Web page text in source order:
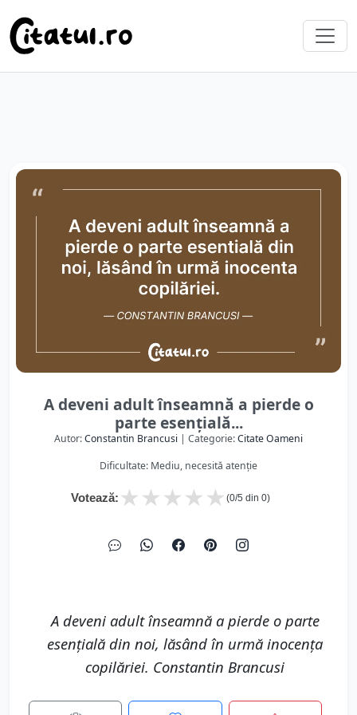
A deveni adult înseamnă a pierde o
parte esențială...
Autor:Constantin Brancusi | Categorie:Citate Oameni
Dificultate: Mediu, necesită atenție
Votează: ★
★
★
★
★ (0/5 din 0)
A deveni adult înseamnă a pierde o parte
esențială din noi, lăsând în urmă inocența
copilăriei. Constantin Brancusi